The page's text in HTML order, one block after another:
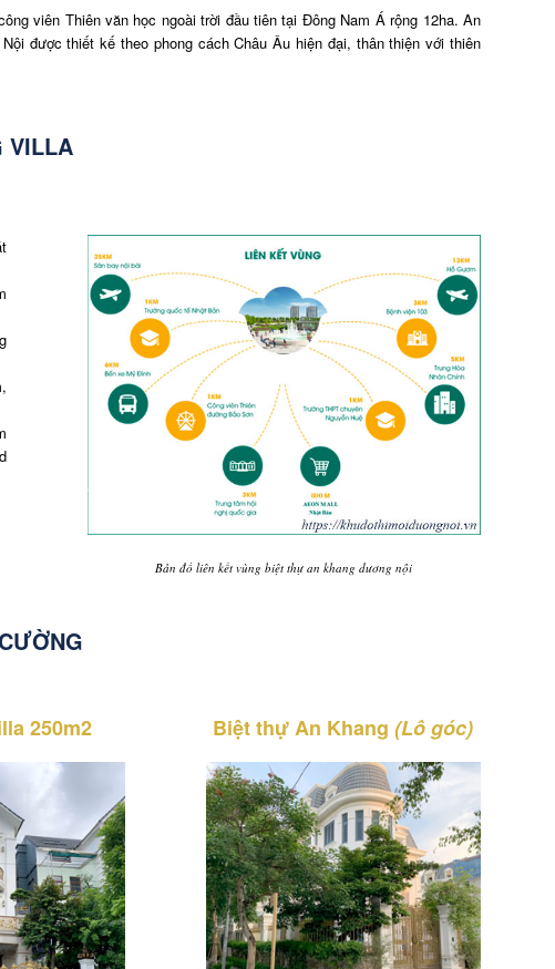
viên Thiên văn học ngoài trời đầu tiên tại Đông Nam Á rộng 12ha. An
được thiết kế theo phong cách Châu Âu hiện đại, thân thiện với thiên
VILLA
Bản đồ liên kết vùng biệt thự an khang dương nội
250m2 Biệt thự An Khang(Lô góc)